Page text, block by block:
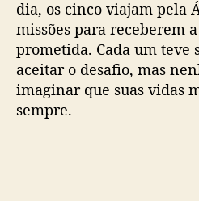
dia, os cinco viajam pela
missões para receberem
prometida. Cada um teve
aceitar o desafio, mas
imaginar que suas vidas
sempre.